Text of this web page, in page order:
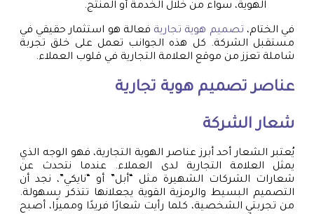
الهوية، سواء من خلال الخدمة أو المنتج.
في الختام، تصميم هوية تجارية فعالة هو استثمار حقيقي في
مستقبل الشركة. كل هذه الجوانب تعمل على خلق تجربة
شاملة تعزز من موقع العلامة التجارية في قلوب العملاء.
عناصر تصميم هوية تجارية
شعار الشركة
يُعتبر الشعار أحد أبرز عناصر الهوية التجارية، فهو الوجه الذي
يمثل العلامة التجارية لدى العملاء. عندما نتحدث عن
شعارات الشركات الشهيرة مثل “أبل” أو “نايكي”، نجد أن
التصميم البسيط والرمزية القوية يجعلانها تتذكر بسهولة.
من تجربتي الشخصية، كلما رأيت شعارًا فريدًا ومميزًا، أصبح